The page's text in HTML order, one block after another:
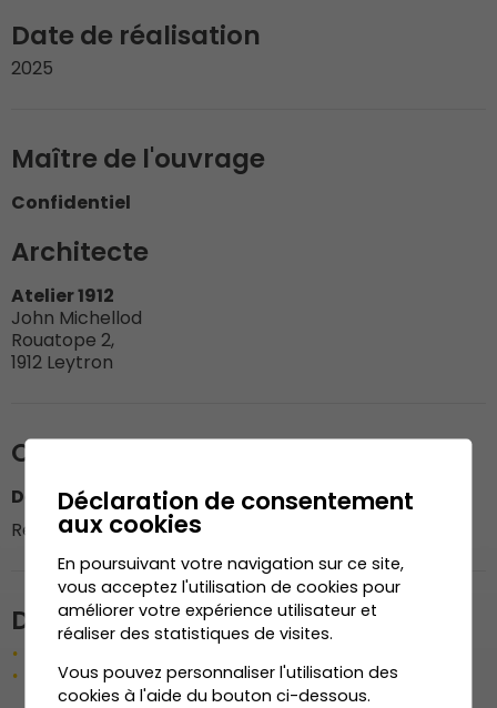
Date de réalisation
2025
Maître de l'ouvrage
Confidentiel
Architecte
Atelier 1912
John Michellod
Rouatope 2,
1912 Leytron
Organisation du chantier
Dénériaz Construction Bois SA
Responsable du chantier : M. Marco Monteiro
Description de l'ouvrage
Menuiseries extérieures et intérieures
Fenêtre et porte-fenêtre en bois-métal
(coulissante à levage, transport par héliportage)
Déclaration de consentement
aux cookies
En poursuivant votre navigation sur ce site,
vous acceptez l'utilisation de cookies pour
améliorer votre expérience utilisateur et
réaliser des statistiques de visites.
Vous pouvez personnaliser l'utilisation des
cookies à l'aide du bouton ci-dessous.